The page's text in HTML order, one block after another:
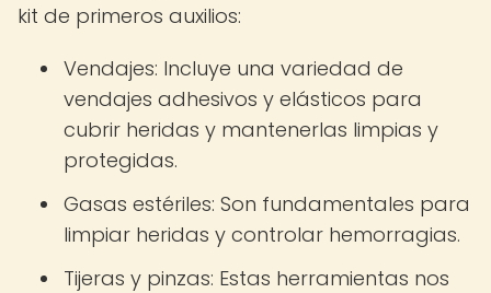
kit de primeros auxilios:
Vendajes: Incluye una variedad de
vendajes adhesivos y elásticos para
cubrir heridas y mantenerlas limpias y
protegidas.
Gasas estériles: Son fundamentales para
limpiar heridas y controlar hemorragias.
Tijeras y pinzas: Estas herramientas nos